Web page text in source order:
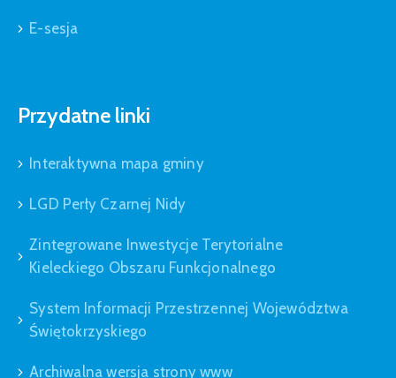
E-sesja
Przydatne linki
Interaktywna mapa gminy
LGD Perły Czarnej Nidy
Zintegrowane Inwestycje Terytorialne
Kieleckiego Obszaru Funkcjonalnego
System Informacji Przestrzennej Województwa
Świętokrzyskiego
Archiwalna wersja strony www